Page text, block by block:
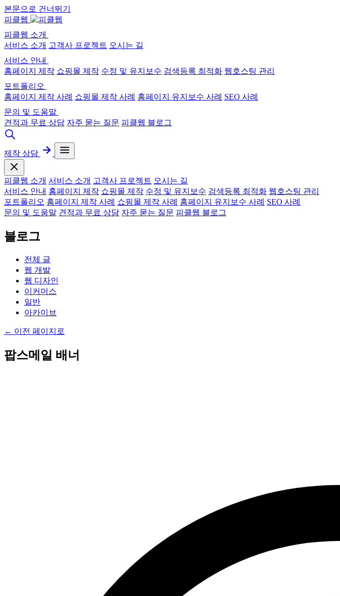
본문으로 건너뛰기
피클웹
피클웹 소개
서비스 소개 고객사 프로젝트 오시는 길
서비스 안내
홈페이지 제작 쇼핑몰 제작 수정 및 유지보수 검색등록 최적화 웹호스팅 관리
포트폴리오
홈페이지 제작 사례 쇼핑몰 제작 사례 홈페이지 유지보수 사례 SEO 사례
문의 및 도움말
견적과 무료 상담 자주 묻는 질문 피클웹 블로그
제작 상담
피클웹 소개 서비스 소개 고객사 프로젝트 오시는 길
서비스 안내 홈페이지 제작 쇼핑몰 제작 수정 및 유지보수 검색등록 최적화 웹호스팅 관리
포트폴리오 홈페이지 제작 사례 쇼핑몰 제작 사례 홈페이지 유지보수 사례 SEO 사례
문의 및 도움말 견적과 무료 상담 자주 묻는 질문 피클웹 블로그
블로그
전체 글
웹 개발
웹 디자인
이커머스
일반
아카이브
← 이전 페이지로
팝스메일 배너